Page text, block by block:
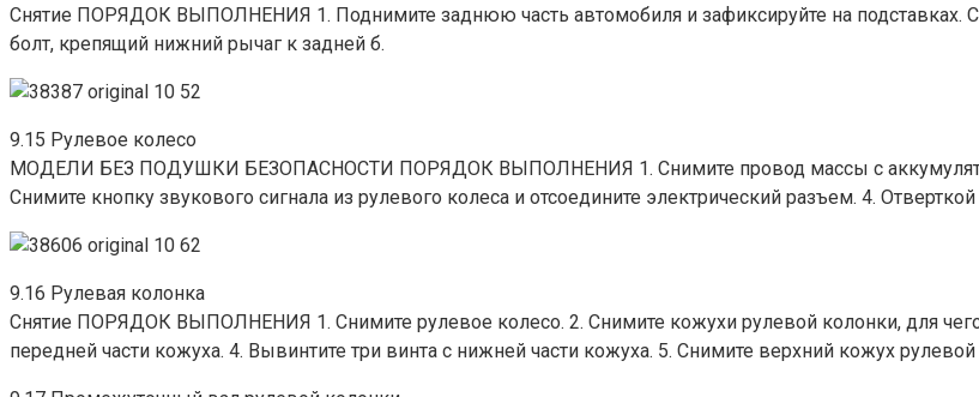
Снятие ПОРЯДОК ВЫПОЛНЕНИЯ 1. Поднимите заднюю часть автомобиля и зафиксируйте на подставках.
болт, крепящий нижний рычаг к задней б.
9.15 Рулевое колесо
МОДЕЛИ БЕЗ ПОДУШКИ БЕЗОПАСНОСТИ ПОРЯДОК ВЫПОЛНЕНИЯ 1. Снимите провод массы с
Снимите кнопку звукового сигнала из рулевого колеса и отсоедините электрический разъем. 4.
9.16 Рулевая колонка
Снятие ПОРЯДОК ВЫПОЛНЕНИЯ 1. Снимите рулевое колесо. 2. Снимите кожухи рулевой колонки, для
передней части кожуха. 4. Вывинтите три винта с нижней части кожуха. 5. Снимите верхний кожух рулевой